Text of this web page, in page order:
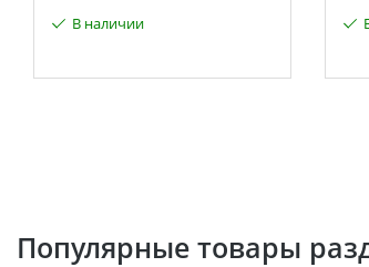
В наличии
Популярные товары